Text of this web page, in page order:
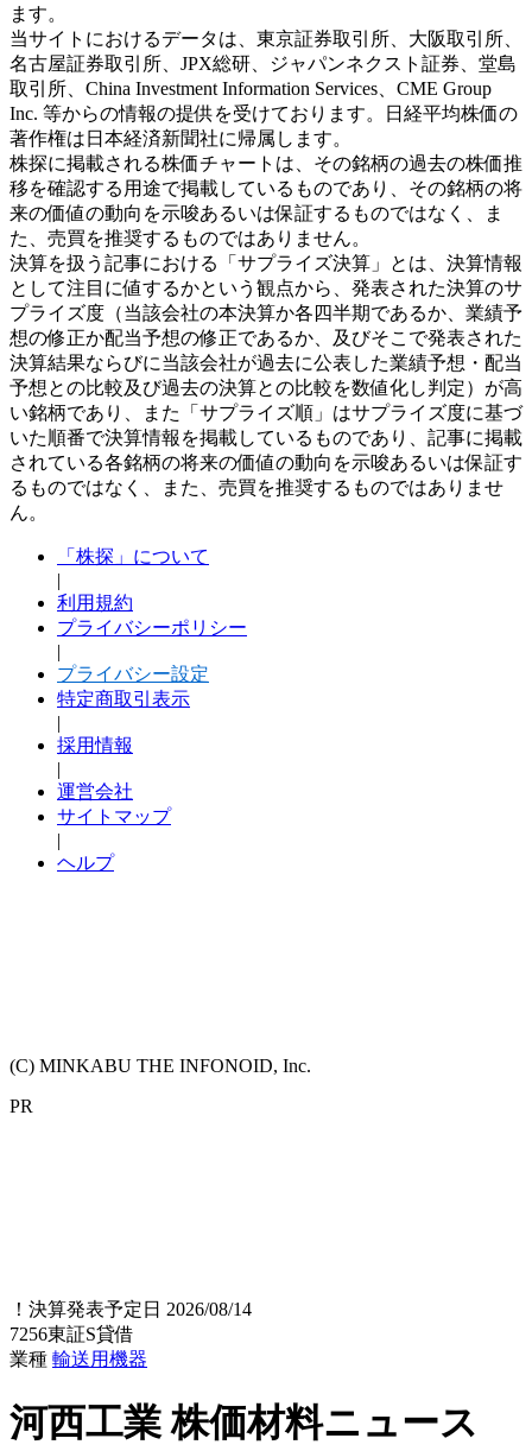
ます。
当サイトにおけるデータは、東京証券取引所、大阪取引所、
名古屋証券取引所、JPX総研、ジャパンネクスト証券、堂島
取引所、China Investment Information Services、CME Group
Inc. 等からの情報の提供を受けております。日経平均株価の
著作権は日本経済新聞社に帰属します。
株探に掲載される株価チャートは、その銘柄の過去の株価推
移を確認する用途で掲載しているものであり、その銘柄の将
来の価値の動向を示唆あるいは保証するものではなく、ま
た、売買を推奨するものではありません。
決算を扱う記事における「サプライズ決算」とは、決算情報
として注目に値するかという観点から、発表された決算のサ
プライズ度（当該会社の本決算か各四半期であるか、業績予
想の修正か配当予想の修正であるか、及びそこで発表された
決算結果ならびに当該会社が過去に公表した業績予想・配当
予想との比較及び過去の決算との比較を数値化し判定）が高
い銘柄であり、また「サプライズ順」はサプライズ度に基づ
いた順番で決算情報を掲載しているものであり、記事に掲載
されている各銘柄の将来の価値の動向を示唆あるいは保証す
るものではなく、また、売買を推奨するものではありませ
ん。
「株探」について
|
利用規約
プライバシーポリシー
|
プライバシー設定
特定商取引表示
|
採用情報
|
運営会社
サイトマップ
|
ヘルプ
(C) MINKABU THE INFONOID, Inc.
PR
！ 決算発表予定日 2026/08/14
7256東証S貸借
業種 輸送用機器
河西工業株価材料ニュース